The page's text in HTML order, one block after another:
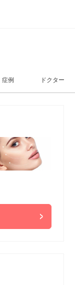
症例 ドクター